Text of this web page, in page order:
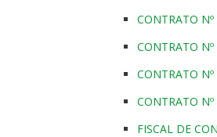
CONTRATO
CONTRATO
CONTRATO
CONTRATO
FISCAL DE